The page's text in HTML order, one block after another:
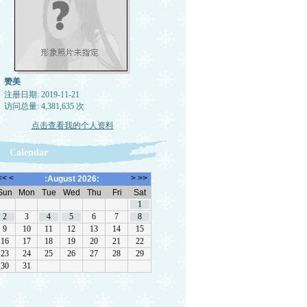
赞美
注册日期: 2019-11-21
访问总量: 4,381,635 次
点击查看我的个人资料
Calendar